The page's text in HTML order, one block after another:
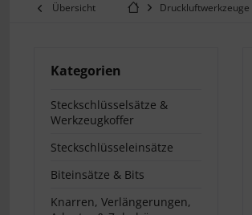
Übersicht Druckluftwerkzeuge
Kategorien
Steckschlüsselsätze &
Werkzeugkoffer
Steckschlüsseleinsätze
Biteinsätze & Bits
Knarren, Verlängerungen,